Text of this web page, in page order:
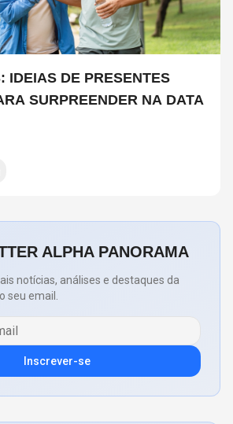
SURPREENDER NA DATA
ALPHA PANORAMA
notícias, análises e destaques da
seu email.
Inscrever-se